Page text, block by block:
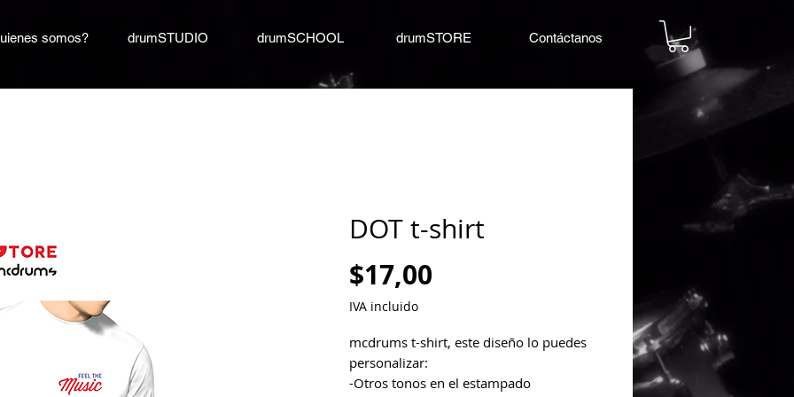
somos? drumSTUDIO drumSCHOOL drumSTORE Contáctanos
DOT t-shirt
$17,00
IVA incluido
mcdrums t-shirt, este diseño lo puedes
personalizar:
-Otros tonos en el estampado